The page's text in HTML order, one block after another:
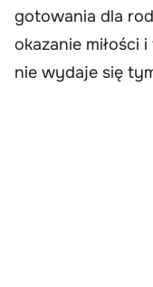
gotowania dla
okazanie miłości
nie wydaje się